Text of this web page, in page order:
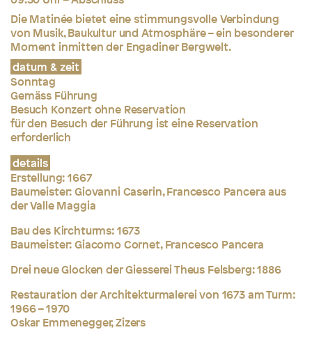
Die Matinée bietet eine stimmungsvolle Verbindung
von Musik, Baukultur und Atmosphäre – ein besonderer
Moment inmitten der Engadiner Bergwelt.
datum & zeit
Sonntag
Gemäss Führung
Besuch Konzert ohne Reservation
für den Besuch der Führung ist eine Reservation
erforderlich
details
Erstellung: 1667
Baumeister: Giovanni Caserin, Francesco Pancera aus
der Valle Maggia
Bau des Kirchturms: 1673
Baumeister: Giacomo Cornet, Francesco Pancera
Drei neue Glocken der Giesserei Theus Felsberg: 1886
Restauration der Architekturmalerei von 1673 am Turm:
1966 – 1970
Oskar Emmenegger, Zizers